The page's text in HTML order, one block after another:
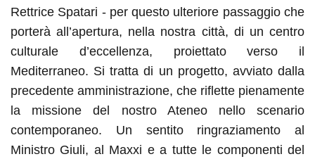
Rettrice Spatari - per questo ulteriore passaggio che
porterà all’apertura, nella nostra città, di un centro
culturale d’eccellenza, proiettato verso il
Mediterraneo. Si tratta di un progetto, avviato dalla
precedente amministrazione, che riflette pienamente
la missione del nostro Ateneo nello scenario
contemporaneo. Un sentito ringraziamento al
Ministro Giuli, al Maxxi e a tutte le componenti del